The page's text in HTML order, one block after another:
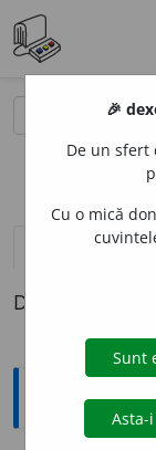
definiții (1)
Definiția cu
🎉
De un sfert
Cu o mică